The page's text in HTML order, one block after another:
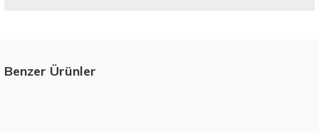
Görüş ve önerileriniz için teşekkür ederiz.
Benzer Ürünler